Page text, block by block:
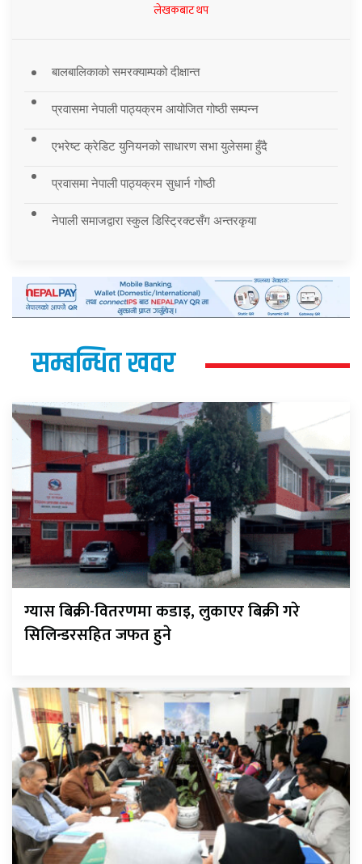
लेखकबाट थप
बालबालिकाको समरक्याम्पको दीक्षान्त
प्रवासमा नेपाली पाठ्यक्रम आयोजित गोष्ठी सम्पन्न
एभरेष्ट क्रेडिट युनियनको साधारण सभा युलेसमा हुँदै
प्रवासमा नेपाली पाठ्यक्रम सुधार्न गोष्ठी
नेपाली समाजद्वारा स्कुल डिस्ट्रिक्टसँग अन्तरकृया
सम्बन्धित खवर
ग्यास बिक्री-वितरणमा कडाइ, लुकाएर बिक्री गरे
सिलिन्डरसहित जफत हुने